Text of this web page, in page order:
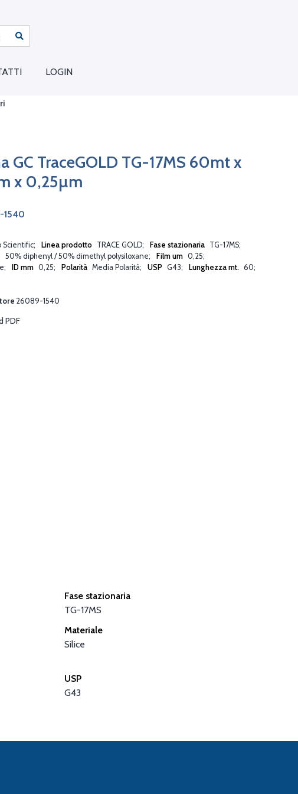
LOGIN
GC TraceGOLD TG-17MS 60mt x
x 0,25µm
1540
Scientific Linea prodotto TRACE GOLD Fase stazionaria TG-17MS
50% diphenyl / 50% dimethyl polysiloxane Film um 0,25
ID mm 0,25 Polarità Media Polarità USP G43 Lunghezza mt. 60
PDF
26089-1540
Fase stazionaria
TG-17MS
Materiale
Silice
USP
G43